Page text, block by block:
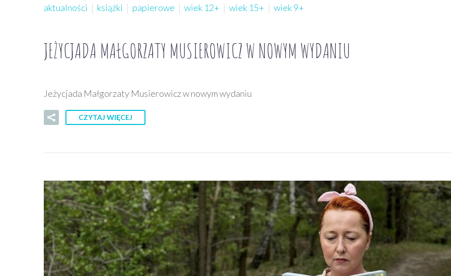
aktualności książki papierowe wiek 12+ wiek 15+ wiek 9+
JEŻYCJADA MAŁGORZATY MUSIEROWICZ W NOWYM WYDANIU
Jeżycjada Małgorzaty Musierowicz w nowym wydaniu
CZYTAJ WIĘCEJ